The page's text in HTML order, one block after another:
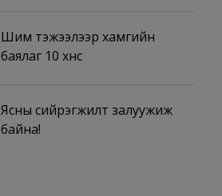
Шим тэжээлээр хамгийн
баялаг 10 хүнс
Ясны сийрэгжилт залуужиж
байна!